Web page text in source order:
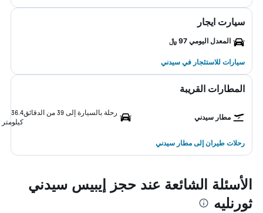
سيارت ايجار
المعدل اليومي 97 ﷼
سيارات للاستئجار في سيدني
المطارات القريبة
مطار سيدني
رحلة بالسيارة إلى 39 من الدقائق
36.4
كيلومتر
رحلات طيران إلى مطار سيدني
الأسئلة الشائعة عند حجز إيبيس سيدني
ثورنليه